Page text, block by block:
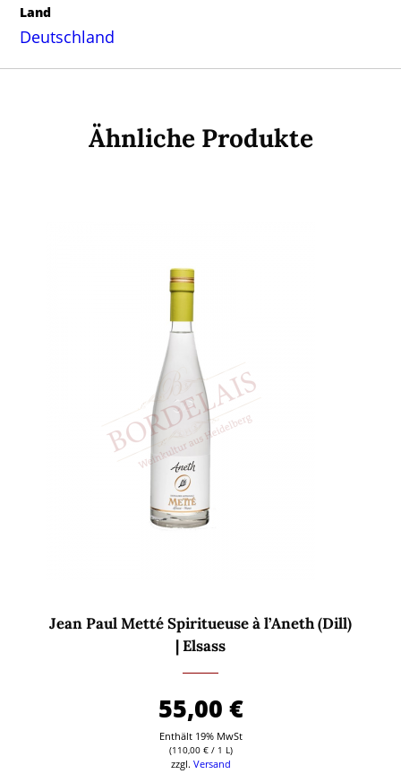
Land
Deutschland
Ähnliche Produkte
Jean Paul Metté Spiritueuse à l’Aneth (Dill)
| Elsass
55,00 €
Enthält 19% MwSt
(110,00 €/ 1 L)
zzgl. Versand